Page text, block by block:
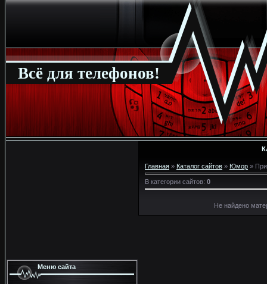
Всё для телефонов!
Меню сайта
Главная » Каталог сайтов » Юмор »
В категории сайтов: 0
Не найдено